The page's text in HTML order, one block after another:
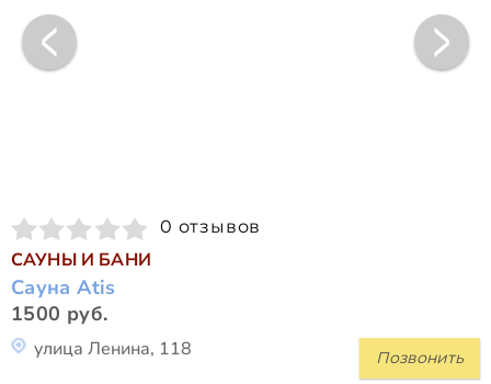
0 отзывов
САУНЫ И БАНИ
Сауна Atis
1500 руб.
Позвонить
улица Ленина, 118